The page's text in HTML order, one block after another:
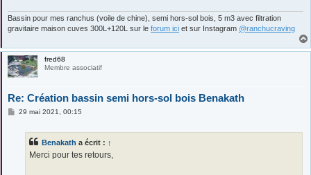
Bassin pour mes ranchus (voile de chine), semi hors-sol bois, 5 m3 avec filtration
gravitaire maison cuves 300L+120L sur le forum ici et sur Instagram @ranchucraving
fred68
Membre associatif
Re: Création bassin semi hors-sol bois Benakath
M29 mai 2021, 00:15
Benakath a écrit : ↑
Merci pour tes retours,